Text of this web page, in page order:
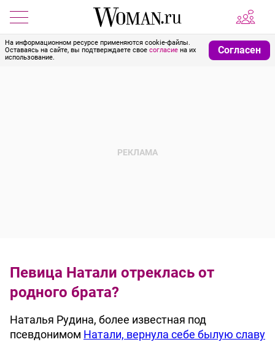
На информационном ресурсе применяются cookie-файлы.
Оставаясь на сайте, вы подтверждаете свое согласие на их
использование.
Согласен
Певица Натали отреклась от
родного брата?
Наталья Рудина, более известная под
псевдонимом Натали, вернула себе былую славу